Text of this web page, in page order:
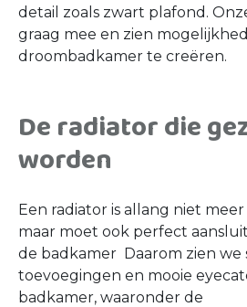
detail zoals zwart plafond.
graag mee en zien
droombadkamer te creëren.
De radiator die
worden
Een radiator is allang niet
maar moet ook perfect
de badkamer Daarom zien we
toevoegingen en mooie
badkamer, waaronder de